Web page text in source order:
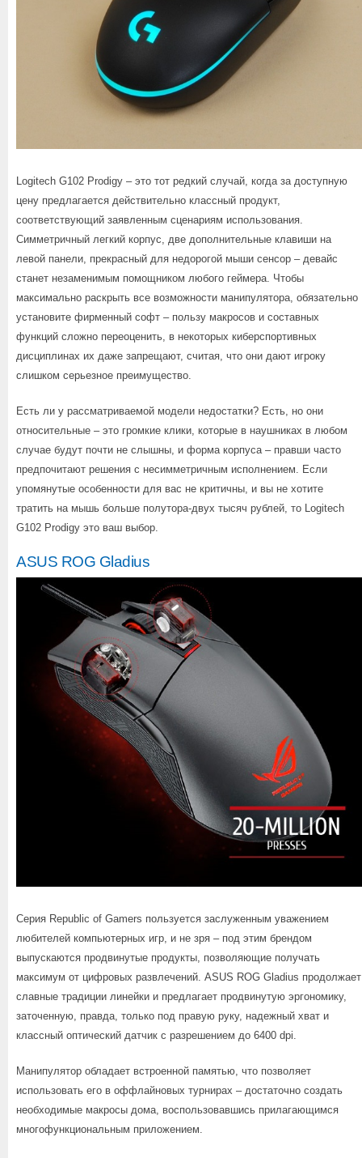
Logitech G102 Prodigy – это тот редкий случай, когда за доступную
цену предлагается действительно классный продукт,
соответствующий заявленным сценариям использования.
Симметричный легкий корпус, две дополнительные клавиши на
левой панели, прекрасный для недорогой мыши сенсор – девайс
станет незаменимым помощником любого геймера. Чтобы
максимально раскрыть все возможности манипулятора, обязательно
установите фирменный софт – пользу макросов и составных
функций сложно переоценить, в некоторых киберспортивных
дисциплинах их даже запрещают, считая, что они дают игроку
слишком серьезное преимущество.
Есть ли у рассматриваемой модели недостатки? Есть, но они
относительные – это громкие клики, которые в наушниках в любом
случае будут почти не слышны, и форма корпуса – правши часто
предпочитают решения с несимметричным исполнением. Если
упомянутые особенности для вас не критичны, и вы не хотите
тратить на мышь больше полутора-двух тысяч рублей, то Logitech
G102 Prodigy это ваш выбор.
ASUS ROG Gladius
Серия Republic of Gamers пользуется заслуженным уважением
любителей компьютерных игр, и не зря – под этим брендом
выпускаются продвинутые продукты, позволяющие получать
максимум от цифровых развлечений. ASUS ROG Gladius продолжает
славные традиции линейки и предлагает продвинутую эргономику,
заточенную, правда, только под правую руку, надежный хват и
классный оптический датчик с разрешением до 6400 dpi.
Манипулятор обладает встроенной памятью, что позволяет
использовать его в оффлайновых турнирах – достаточно создать
необходимые макросы дома, воспользовавшись прилагающимся
многофункциональным приложением.